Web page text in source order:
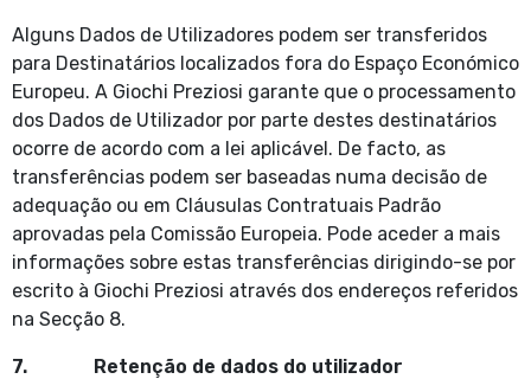
Alguns Dados de Utilizadores podem ser transferidos
para Destinatários localizados fora do Espaço Económico
Europeu. A Giochi Preziosi garante que o processamento
dos Dados de Utilizador por parte destes destinatários
ocorre de acordo com a lei aplicável. De facto, as
transferências podem ser baseadas numa decisão de
adequação ou em Cláusulas Contratuais Padrão
aprovadas pela Comissão Europeia. Pode aceder a mais
informações sobre estas transferências dirigindo-se por
escrito à Giochi Preziosi através dos endereços referidos
na Secção 8.
7. Retenção de dados do utilizador